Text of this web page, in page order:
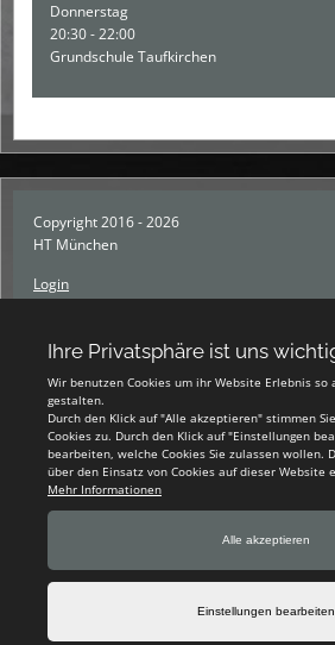
Donnerstag
20:30 - 22:00
Grundschule Taufkirchen
Copyright 2016 - 2026
HT München
Login
Impressum
Datenschutzerklärung
Teamsports 2
Dein Sportverein online